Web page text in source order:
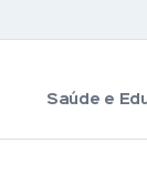
Saúde e